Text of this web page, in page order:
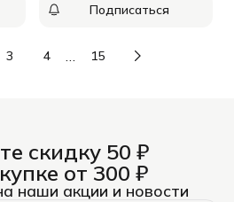
Подписаться
3 4 … 15
скидку 50 ₽
от 300 ₽
наши акции и новости